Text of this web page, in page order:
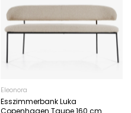
Eleonora
Esszimmerbank Luka